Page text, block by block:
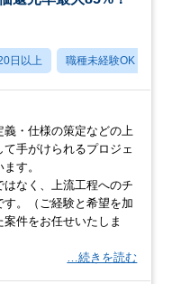
日以上 職種未経験OK
義・仕様の策定などの上
手がけられるプロジェ
す。
はなく、上流工程へのチ
す。（ご経験と希望を加
件をお任せいたしま
…続きを読む